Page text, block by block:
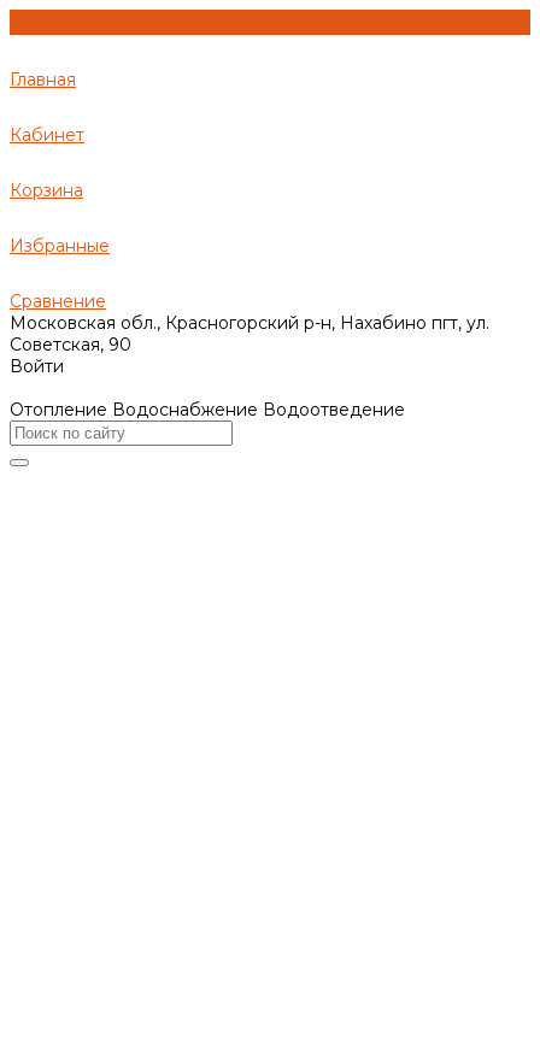
Главная
Кабинет
Корзина
Избранные
Сравнение
Московская обл., Красногорский р-н, Нахабино пгт, ул.
Советская, 90
Войти
Отопление Водоснабжение Водоотведение